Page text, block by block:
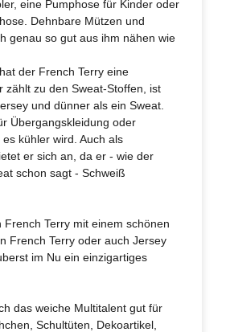
eine Pumphose für Kinder oder
Dehnbare Mützen und
genau so gut aus ihm nähen wie
der French Terry eine
zählt zu den Sweat-Stoffen, ist
und dünner als ein Sweat.
Übergangskleidung oder
kühler wird. Auch als
er sich an, da er - wie der
schon sagt - Schweiß
French Terry mit einem schönen
French Terry oder auch Jersey
im Nu ein einzigartiges
das weiche Multitalent gut für
Schultüten, Dekoartikel,